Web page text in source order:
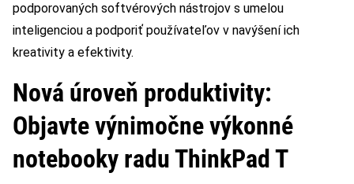
podporovaných softvérových nástrojov s umelou
inteligenciou a podporiť používateľov v navýšení ich
kreativity a efektivity.
Nová úroveň produktivity:
Objavte výnimočne výkonné
notebooky radu ThinkPad T